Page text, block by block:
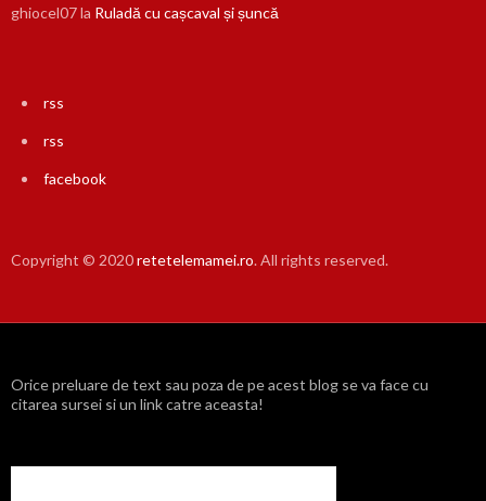
ghiocel07la Ruladă cu cașcaval și șuncă
rss
rss
facebook
Copyright © 2020retetelemamei.ro. All rights reserved.
Orice preluare de text sau poza de pe acest blog se va face cu
citarea sursei si un link catre aceasta!